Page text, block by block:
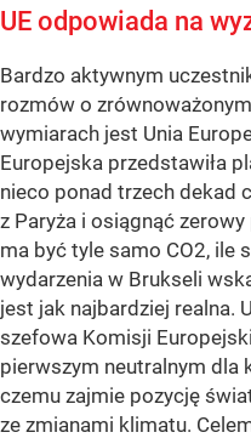
UE odpowiada na
Bardzo aktywnym
rozmów o
wymiarach jest Unia
Europejska przedstawiła
nieco ponad trzech dekad
z Paryża i osiągnąć
ma być tyle samo CO2, ile
wydarzenia w Brukseli
jest jak najbardziej realna.
szefowa Komisji
pierwszym neutralnym dla
czemu zajmie pozycję
ze zmianami klimatu.